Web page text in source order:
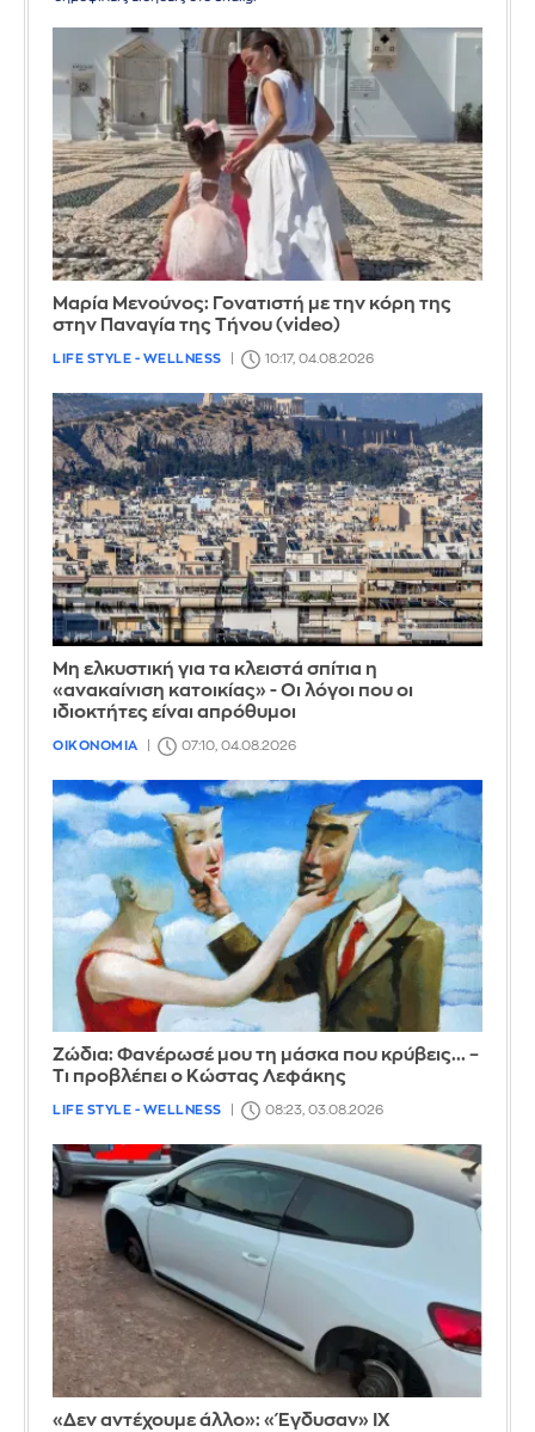
Μαρία Μενούνος: Γονατιστή με την κόρη της
στην Παναγία της Τήνου (video)
LIFE STYLE - WELLNESS 10:17, 04.08.2026
Μη ελκυστική για τα κλειστά σπίτια η
«ανακαίνιση κατοικίας» - Οι λόγοι που οι
ιδιοκτήτες είναι απρόθυμοι
ΟΙΚΟΝΟΜΙΑ 07:10, 04.08.2026
Ζώδια: Φανέρωσέ μου τη μάσκα που κρύβεις... –
Τι προβλέπει ο Κώστας Λεφάκης
LIFE STYLE - WELLNESS 08:23, 03.08.2026
«Δεν αντέχουμε άλλο»: «Έγδυσαν» ΙΧ